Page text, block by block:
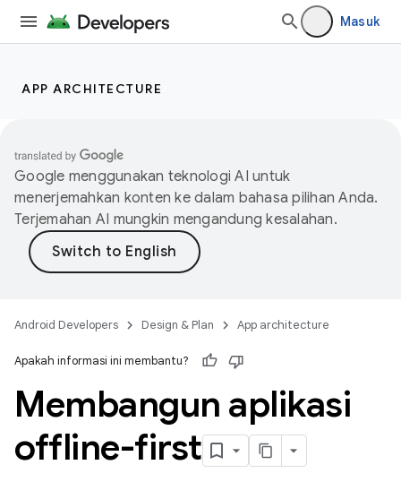
Masuk
APP ARCHITECTURE
Google menggunakan teknologi AI untuk
menerjemahkan konten ke dalam bahasa pilihan Anda.
Terjemahan AI mungkin mengandung kesalahan.
Android Developers Design & Plan App architecture
Apakah informasi ini membantu?
Membangun aplikasi
offline-first